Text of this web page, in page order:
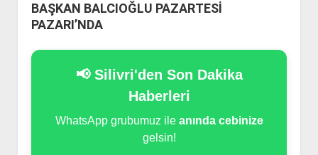
BAŞKAN BALCIOĞLU PAZARTESİ
PAZARI’NDA
📢 Silivri'den Son Dakika
Haberleri
WhatsApp grubumuz ile anında cebinize
gelsin!